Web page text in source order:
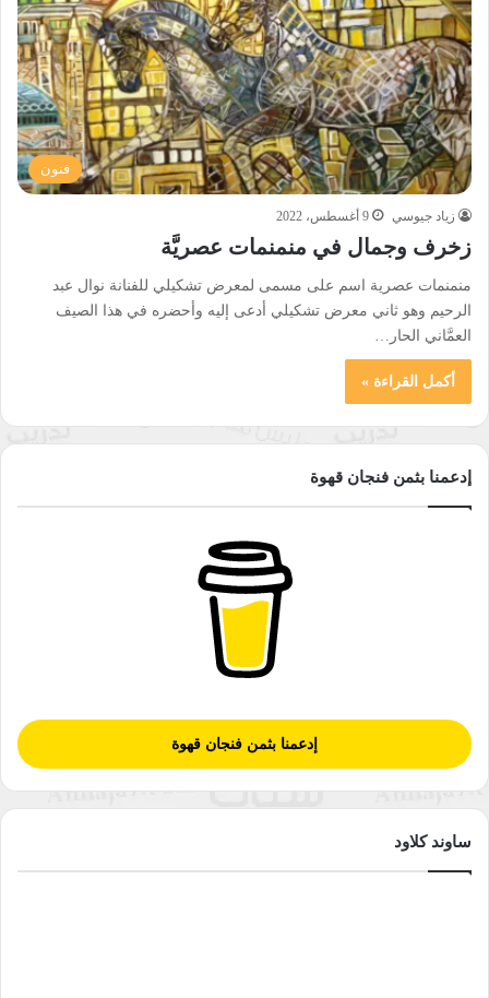
فنون
زياد جيوسي 9 أغسطس، 2022
زخرف وجمال في منمنمات عصريَّة
منمنمات عصرية اسم على مسمى لمعرض تشكيلي للفنانة نوال عبد
الرحيم وهو ثاني معرض تشكيلي أدعى إليه وأحضره في هذا الصيف
العمَّاني الحار…
أكمل القراءة »
إدعمنا بثمن فنجان قهوة
إدعمنا بثمن فنجان قهوة
ساوند كلاود